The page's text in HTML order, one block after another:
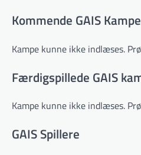
Kommende GAIS Kampe
Kampe kunne ikke indlæses.
Færdigspillede GAIS
Kampe kunne ikke indlæses.
GAIS Spillere